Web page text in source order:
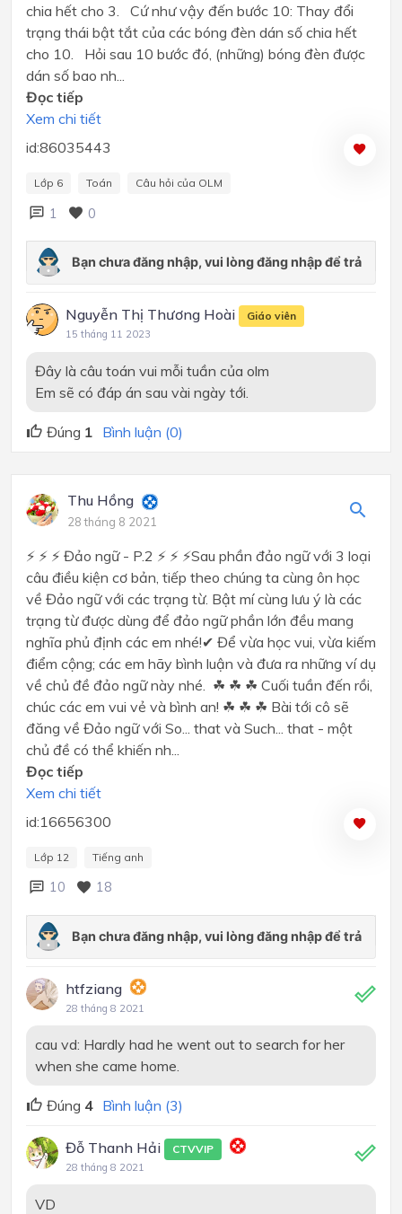
chia hết cho 3. Cứ như vậy đến bước 10: Thay đổi
trạng thái bật tắt của các bóng đèn dán số chia hết
cho 10. Hỏi sau 10 bước đó, (những) bóng đèn được
dán số bao nh...
Đọc tiếp
Xem chi tiết
id:86035443
Lớp 6 Toán Câu hỏi của OLM
1 0
Nguyễn Thị Thương Hoài Giáo viên
15 tháng 11 2023
Đây là câu toán vui mỗi tuần của olm
Em sẽ có đáp án sau vài ngày tới.
Đúng 1 Bình luận (0)
Thu Hồng
28 tháng 8 2021
⚡ ⚡ ⚡ Đảo ngữ - P.2 ⚡ ⚡ ⚡Sau phần đảo ngữ với 3 loại
câu điều kiện cơ bản, tiếp theo chúng ta cùng ôn học
về Đảo ngữ với các trạng từ. Bật mí cùng lưu ý là các
trạng từ được dùng để đảo ngữ phần lớn đều mang
nghĩa phủ định các em nhé!✔ Để vừa học vui, vừa kiếm
điểm cộng; các em hãy bình luận và đưa ra những ví dụ
về chủ đề đảo ngữ này nhé. ☘ ☘ ☘ Cuối tuần đến rồi,
chúc các em vui vẻ và bình an! ☘ ☘ ☘ Bài tới cô sẽ
đăng về Đảo ngữ với So... that và Such... that - một
chủ đề có thể khiến nh...
Đọc tiếp
Xem chi tiết
id:16656300
Lớp 12 Tiếng anh
10 18
htfziang
28 tháng 8 2021
cau vd: Hardly had he went out to search for her
when she came home.
Đúng 4 Bình luận (3)
Đỗ Thanh Hải CTVVIP
28 tháng 8 2021
VD